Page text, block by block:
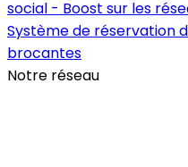
social - Boost sur les
Système de réservation
brocantes
Notre réseau